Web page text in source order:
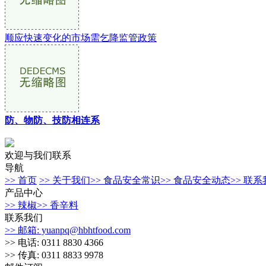
顺应快速变化的市场需乞降监管政策
防、物防、技防相连系
欢迎与我们联系
导航
>> 首页 >> 关于我们>> 食品安全常识>> 食品安全动态>> 联系
产品中心
>> 辣椒>> 香辛料
联系我们
>> 邮箱: yuanpq@hbhtfood.com
>> 电话: 0311 8830 4366
>> 传真: 0311 8833 9978